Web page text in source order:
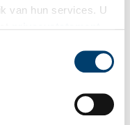
van hun services. U
verhalen en het